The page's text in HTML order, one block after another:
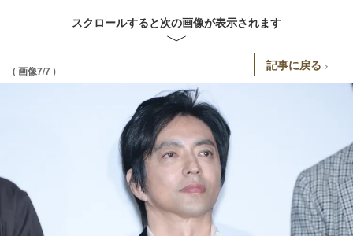
スクロールすると次の画像が表示されます
( 画像7/7 ) 記事に戻る